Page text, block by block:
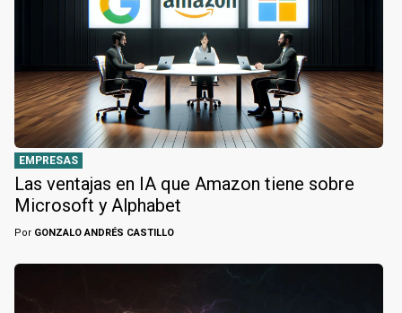
EMPRESAS
Las ventajas en IA que Amazon tiene sobre
Microsoft y Alphabet
Por GONZALO ANDRÉS CASTILLO